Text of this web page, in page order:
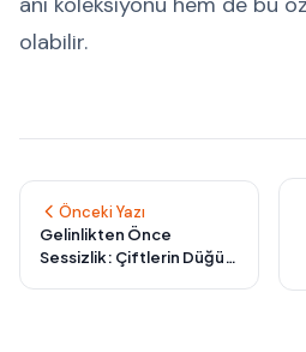
olabilir.
Önceki Yazı
Gelinlikten Önce
Sessizlik: Çiftlerin Düğün